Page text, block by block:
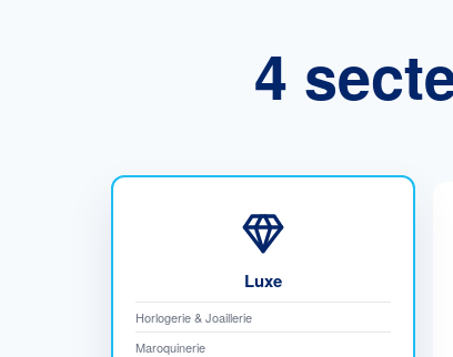
4
Luxe
Horlogerie & Joaillerie
Maroquinerie